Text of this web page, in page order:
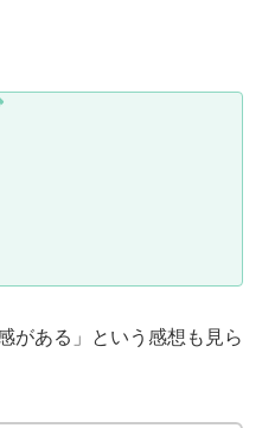
がある」という感想も見ら